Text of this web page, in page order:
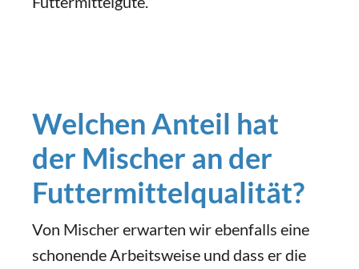
Welchen Anteil hat
der Mischer an der
Futtermittelqualität?
Von Mischer erwarten wir ebenfalls eine
schonende Arbeitsweise und dass er die